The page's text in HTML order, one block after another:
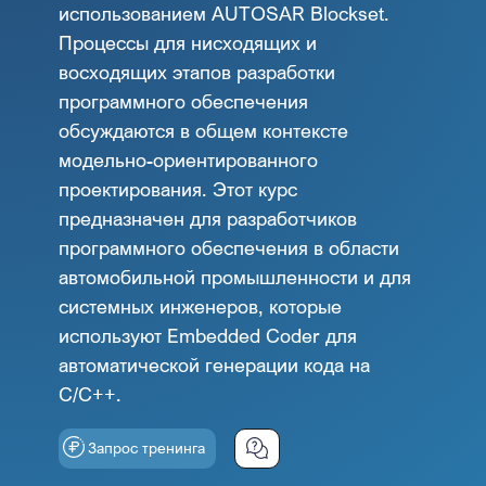
использованием AUTOSAR Blockset.
Процессы для нисходящих и
восходящих этапов разработки
программного обеспечения
обсуждаются в общем контексте
модельно-ориентированного
проектирования. Этот курс
предназначен для разработчиков
программного обеспечения в области
автомобильной промышленности и для
системных инженеров, которые
используют Embedded Coder для
автоматической генерации кода на
C/C++.
Запрос тренинга